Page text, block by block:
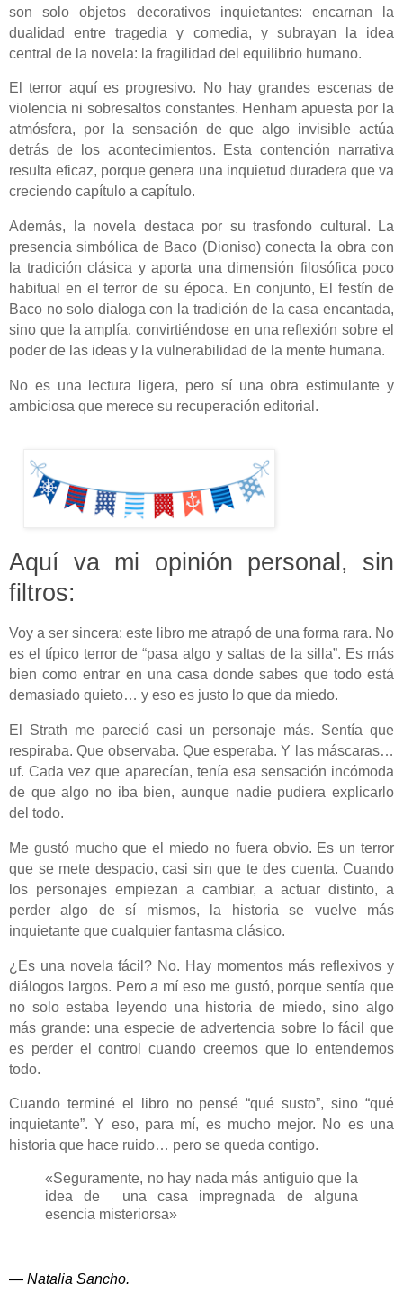
son solo objetos decorativos inquietantes: encarnan la
dualidad entre tragedia y comedia, y subrayan la idea
central de la novela: la fragilidad del equilibrio humano.
El terror aquí es progresivo. No hay grandes escenas de
violencia ni sobresaltos constantes. Henham apuesta por la
atmósfera, por la sensación de que algo invisible actúa
detrás de los acontecimientos. Esta contención narrativa
resulta eficaz, porque genera una inquietud duradera que va
creciendo capítulo a capítulo.
Además, la novela destaca por su trasfondo cultural. La
presencia simbólica de Baco (Dioniso) conecta la obra con
la tradición clásica y aporta una dimensión filosófica poco
habitual en el terror de su época. En conjunto, El festín de
Baco no solo dialoga con la tradición de la casa encantada,
sino que la amplía, convirtiéndose en una reflexión sobre el
poder de las ideas y la vulnerabilidad de la mente humana.
No es una lectura ligera, pero sí una obra estimulante y
ambiciosa que merece su recuperación editorial.
Aquí va mi opinión personal, sin
filtros:
Voy a ser sincera: este libro me atrapó de una forma rara. No
es el típico terror de “pasa algo y saltas de la silla”. Es más
bien como entrar en una casa donde sabes que todo está
demasiado quieto… y eso es justo lo que da miedo.
El Strath me pareció casi un personaje más. Sentía que
respiraba. Que observaba. Que esperaba. Y las máscaras…
uf. Cada vez que aparecían, tenía esa sensación incómoda
de que algo no iba bien, aunque nadie pudiera explicarlo
del todo.
Me gustó mucho que el miedo no fuera obvio. Es un terror
que se mete despacio, casi sin que te des cuenta. Cuando
los personajes empiezan a cambiar, a actuar distinto, a
perder algo de sí mismos, la historia se vuelve más
inquietante que cualquier fantasma clásico.
¿Es una novela fácil? No. Hay momentos más reflexivos y
diálogos largos. Pero a mí eso me gustó, porque sentía que
no solo estaba leyendo una historia de miedo, sino algo
más grande: una especie de advertencia sobre lo fácil que
es perder el control cuando creemos que lo entendemos
todo.
Cuando terminé el libro no pensé “qué susto”, sino “qué
inquietante”. Y eso, para mí, es mucho mejor. No es una
historia que hace ruido… pero se queda contigo.
«Seguramente, no hay nada más antiguio que la
idea de una casa impregnada de alguna
esencia misteriorsa»
— Natalia Sancho.